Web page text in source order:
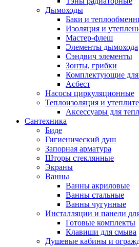
Дымоходы
Баки и
Изоляция и
Мастер-флеш
Элементы дымохода
Сэндвич элементы
Зонты, грибки
Комплектующие
Асбест
Насосы циркуляционные
Теплоизоляция и
Аксессуары для
Сантехника
Биде
Гигиенический душ
Запорная арматура
Шторы стеклянные
Экраны
Ванны
Ванны акриловые
Ванны стальные
Ванны чугунные
Инсталляции и панели
Готовые комплекты
Клавиши для смыва
Душевые кабины и